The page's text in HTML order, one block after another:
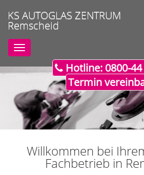
KS AUTOGLAS ZENTRUM
Remscheid
Toggle
navigation
Hotline: 0800-44
Termin
Willkommen bei
Fachbetrieb in